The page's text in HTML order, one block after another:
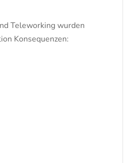
Teleworking wurden
Konsequenzen: